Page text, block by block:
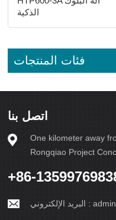
الذكية
فئات المنتجات
اتصل بنا
One kilometer away
Rongqiao Project
+86-
البريد الإلكتروني :